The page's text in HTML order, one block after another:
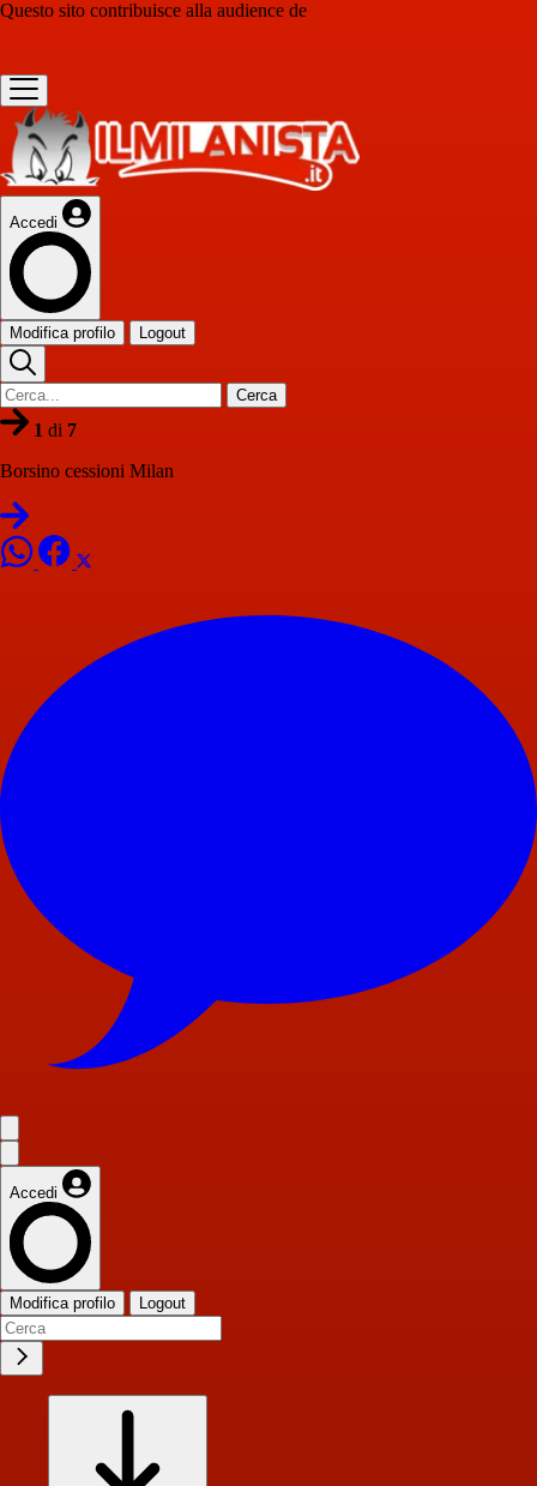
Questo sito contribuisce alla audience de
Accedi
Modifica profilo Logout
Cerca
1 di 7
Borsino cessioni Milan
Accedi
Modifica profilo Logout